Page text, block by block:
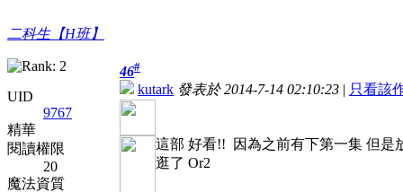
二科生【H班】
UID
9767
精華
閱讀權限
20
魔法資質
46#
kutark 發表於 2014-7-14 02:10:23 | 只看該
這部 好看!! 因為之前有下第一集 但是
逛了 Or2